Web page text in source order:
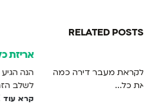
RELATED POSTS
אריזת כלים שבירים בעת מעבר
הנה הגיע היום הזה בו אתם עוזבים את
לשלב הזה, וייחלתם שהוא כבר יגיע,